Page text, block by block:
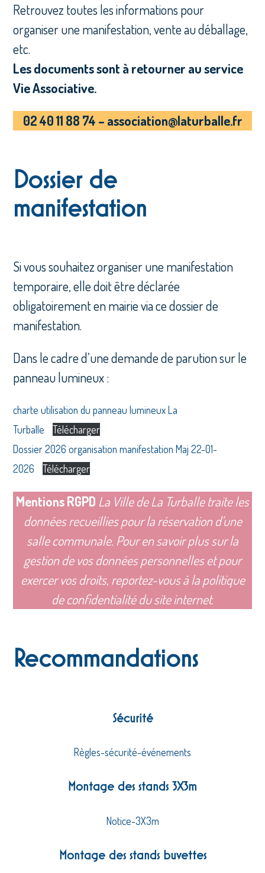
Retrouvez toutes les informations pour
organiser une manifestation, vente au déballage,
etc.
Les documents sont à retourner au service
Vie Associative.
02 40 11 88 74 – association@laturballe.fr
Dossier de
manifestation
Si vous souhaitez organiser une manifestation
temporaire, elle doit être déclarée
obligatoirement en mairie via ce dossier de
manifestation.
Dans le cadre d’une demande de parution sur le
panneau lumineux :
charte utilisation du panneau lumineux La
Turballe
Télécharger
Dossier 2026 organisation manifestation Maj 22-01-
2026
Télécharger
Mentions RGPD La Ville de La Turballe traite les
données recueillies pour la réservation d’une
salle communale. Pour en savoir plus sur la
gestion de vos données personnelles et pour
exercer vos droits, reportez-vous à la politique
de confidentialité du site internet.
Recommandations
Sécurité
Règles-sécurité-événements
Montage des stands 3X3m
Notice-3X3m
Montage des stands buvettes